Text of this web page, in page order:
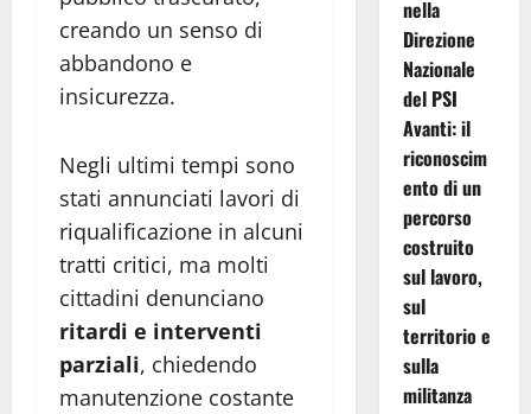
creando un senso di
abbandono e
insicurezza.
Negli ultimi tempi sono
stati annunciati lavori di
riqualificazione in alcuni
tratti critici, ma molti
cittadini denunciano
ritardi e interventi
parziali, chiedendo
manutenzione costante
nella
Direzione
Nazionale
del PSI
Avanti: il
riconoscim
ento di un
percorso
costruito
sul lavoro,
sul
territorio e
sulla
militanza